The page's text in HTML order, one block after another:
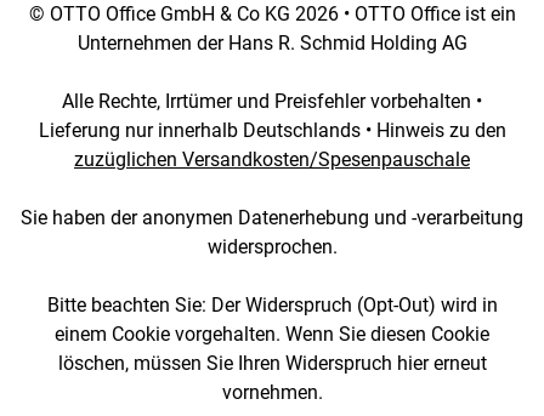
© OTTO Office GmbH & Co KG 2026 • OTTO Office ist ein
Unternehmen der Hans R. Schmid Holding AG
Alle Rechte, Irrtümer und Preisfehler vorbehalten •
Lieferung nur innerhalb Deutschlands • Hinweis zu den
zuzüglichen Versandkosten/Spesenpauschale
Sie haben der anonymen Datenerhebung und -verarbeitung
widersprochen.
Bitte beachten Sie: Der Widerspruch (Opt-Out) wird in
einem Cookie vorgehalten. Wenn Sie diesen Cookie
löschen, müssen Sie Ihren Widerspruch hier erneut
vornehmen.